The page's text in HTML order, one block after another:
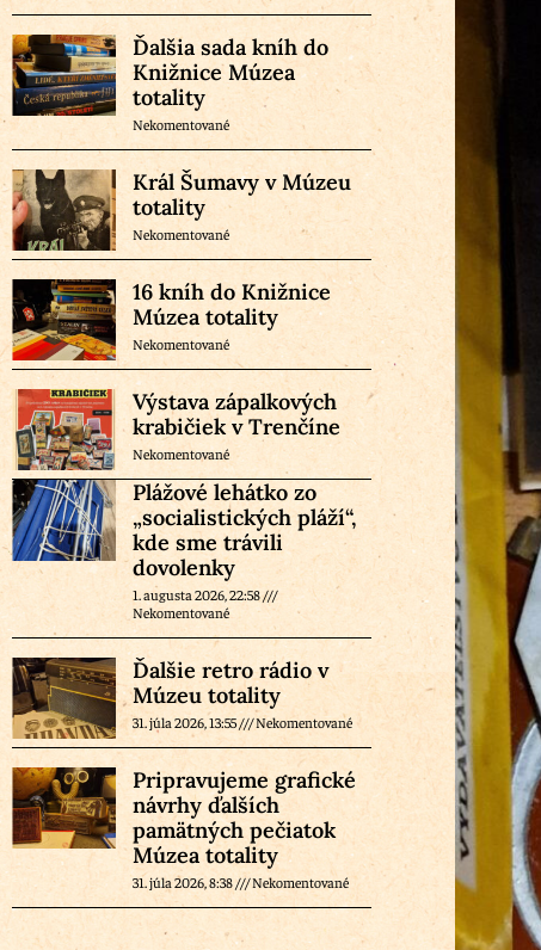
Ďalšia sada kníh do
Knižnice Múzea
totality
Nekomentované
Král Šumavy v Múzeu
totality
Nekomentované
16 kníh do Knižnice
Múzea totality
Nekomentované
Výstava zápalkových
krabičiek v Trenčíne
Nekomentované
Plážové lehátko zo
„socialistických pláží“,
kde sme trávili
dovolenky
1. augusta 2026, 22:58
Nekomentované
Ďalšie retro rádio v
Múzeu totality
31. júla 2026, 13:55 Nekomentované
Pripravujeme grafické
návrhy ďalších
pamätných pečiatok
Múzea totality
31. júla 2026, 8:38 Nekomentované